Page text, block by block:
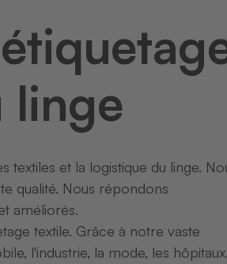
linge
et la logistique du linge.
qualité. Nous répondons
améliorés.
textile. Grâce à notre vaste
l'industrie, la mode, les hôpitaux,